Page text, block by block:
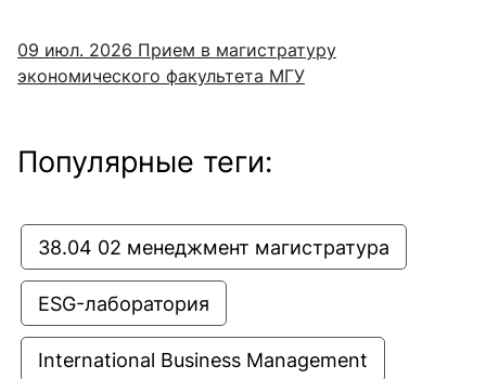
09 июл. 2026 Прием в магистратуру
экономического факультета МГУ
Популярные теги:
38.04 02 менеджмент магистратура
ESG-лаборатория
International Business Management